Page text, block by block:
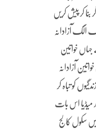
کر پیش کریں
الگ آزادانہ
جہاں خواتین
آزادانہ
کو تباہ کر
میڈیا اس بات
سکول کالج